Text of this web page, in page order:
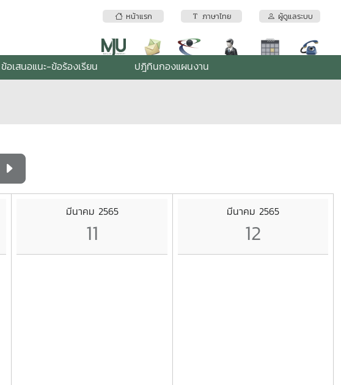
หน้าแรก ภาษาไทย ผู้ดูแลระบบ
ข้อเสนอแนะ-ข้อร้องเรียน ปฎิทินกองแผนงาน
มีนาคม 2565
11
มีนาคม 2565
12